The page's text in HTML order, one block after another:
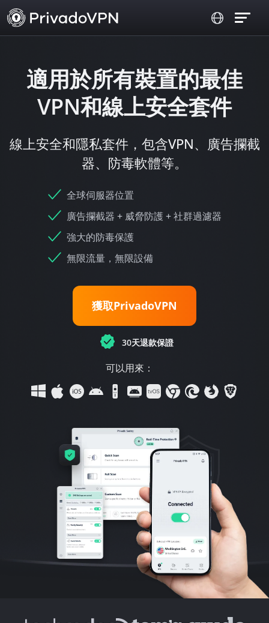
適用於所有裝置的最佳
VPN和線上安全套件
線上安全和隱私套件，包含VPN、廣告攔截
器、防毒軟體等。
全球伺服器位置
廣告攔截器 + 威脅防護 + 社群過濾器
強大的防毒保護
無限流量，無限設備
獲取PrivadoVPN
30天退款保證
可以用來：